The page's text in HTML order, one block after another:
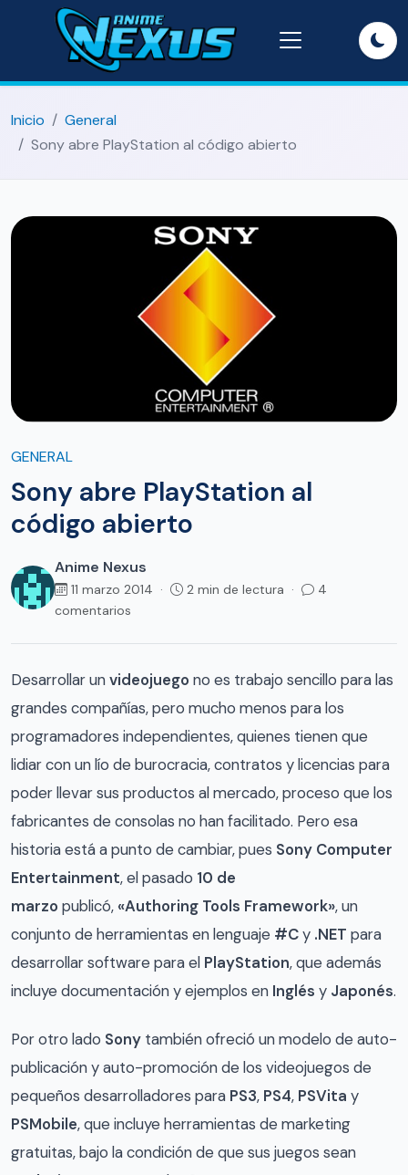
Inicio
General
Sony abre PlayStation al código abierto
GENERAL
Sony abre PlayStation al
código abierto
Anime Nexus
11 marzo 2014 · 2 min de lectura ·
4
comentarios
Desarrollar unvideojuego no es trabajo sencillo para las
grandes compañías, pero mucho menos para los
programadores independientes, quienes tienen que
lidiar con un lío de burocracia, contratos y licencias para
poder llevar sus productos al mercado, proceso que los
fabricantes de consolas no han facilitado. Pero esa
historia está a punto de cambiar, pues Sony Computer
Entertainment, el pasado 10 de
marzo publicó, «Authoring Tools Framework», un
conjunto de herramientas en lenguaje #Cy .NET para
desarrollar software para el PlayStation, que además
incluye documentación y ejemplos en Inglés y Japonés.
Por otro lado Sony también ofreció un modelo de auto-
publicación y auto-promoción de los videojuegos de
pequeños desarrolladores para PS3, PS4, PSVita y
PSMobile, que incluye herramientas de marketing
gratuitas, bajo la condición de que sus juegos sean